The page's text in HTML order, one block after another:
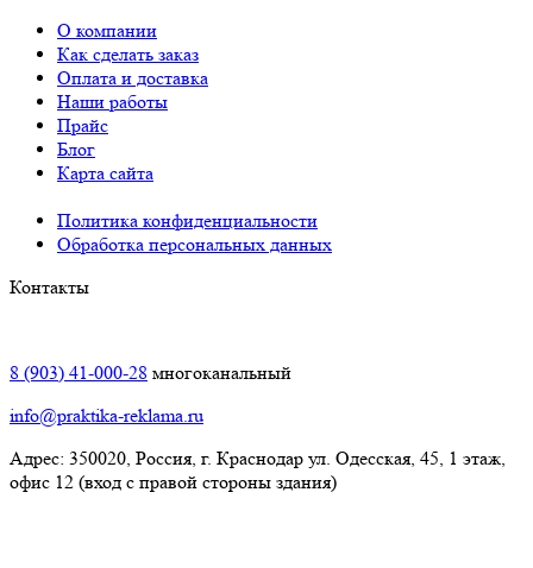
О компании
Как сделать заказ
Оплата и доставка
Наши работы
Прайс
Блог
Карта сайта
Политика конфиденциальности
Обработка персональных данных
Контакты
8 (903) 41-000-28 многоканальный
info@praktika-reklama.ru
Адрес: 350020, Россия, г. Краснодар ул. Одесская, 45, 1 этаж,
офис 12 (вход с правой стороны здания)